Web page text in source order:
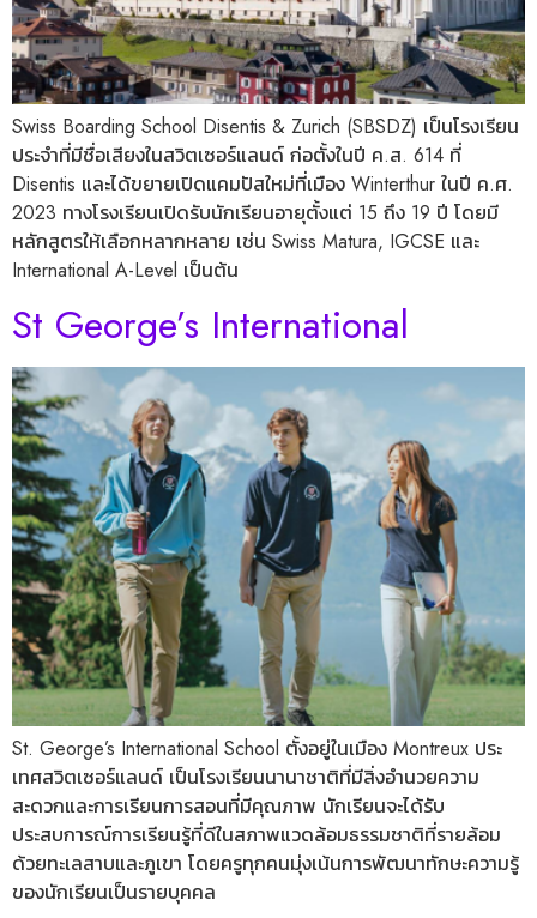
Swiss Boarding School Disentis & Zurich (SBSDZ) เป็นโรงเรียน
ประจำที่มีชื่อเสียงในสวิตเซอร์แลนด์ ก่อตั้งในปี ค.ส. 614 ที่
Disentis และได้ขยายเปิดแคมปัสใหม่ที่เมือง Winterthur ในปี ค.ศ.
2023 ทางโรงเรียนเปิดรับนักเรียนอายุตั้งแต่ 15 ถึง 19 ปี โดยมี
หลักสูตรให้เลือกหลากหลาย เช่น Swiss Matura, IGCSE และ
International A-Level เป็นต้น
St George’s International
St. George’s International School ตั้งอยู่ในเมือง Montreux ประ
เทศสวิตเซอร์แลนด์ เป็นโรงเรียนนานาชาติที่มีสิ่งอำนวยความ
สะดวกและการเรียนการสอนที่มีคุณภาพ นักเรียนจะได้รับ
ประสบการณ์การเรียนรู้ที่ดีในสภาพแวดล้อมธรรมชาติที่รายล้อม
ด้วยทะเลสาบและภูเขา โดยครูทุกคนมุ่งเน้นการพัฒนาทักษะความรู้
ของนักเรียนเป็นรายบุคคล